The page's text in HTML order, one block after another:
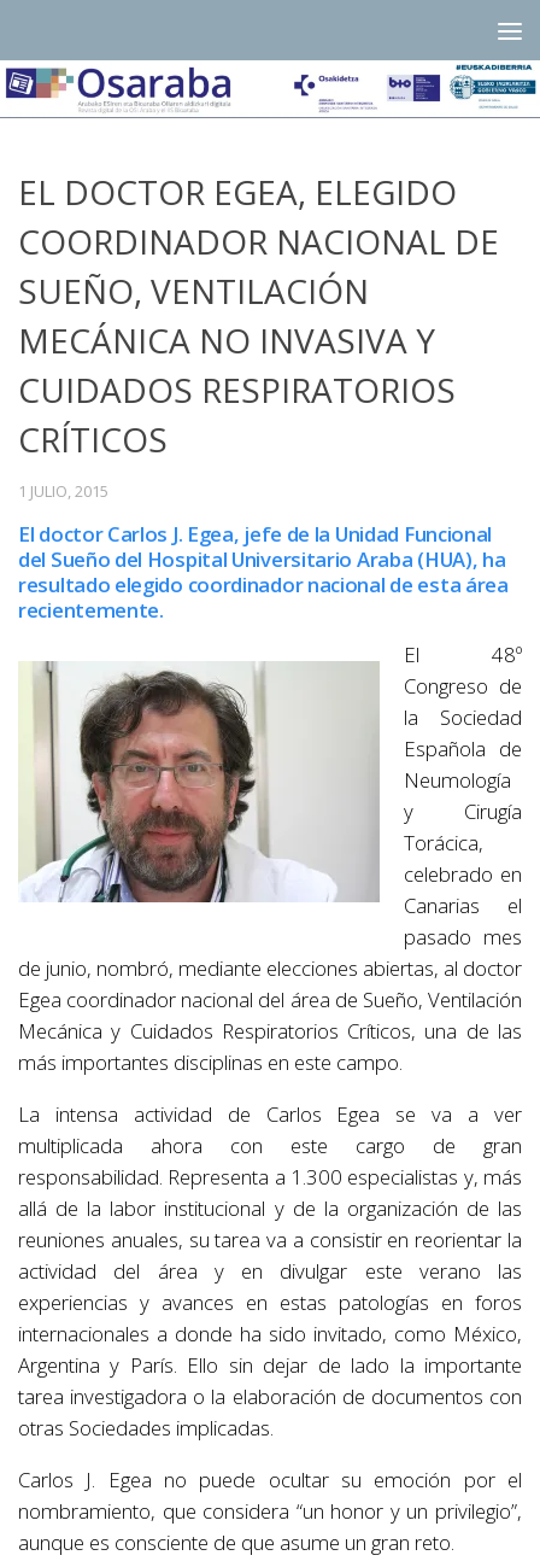
EL DOCTOR EGEA, ELEGIDO
COORDINADOR NACIONAL DE
SUEÑO, VENTILACIÓN
MECÁNICA NO INVASIVA Y
CUIDADOS RESPIRATORIOS
CRÍTICOS
1 JULIO, 2015
El doctor Carlos J. Egea, jefe de la Unidad Funcional
del Sueño del Hospital Universitario Araba (HUA), ha
resultado elegido coordinador nacional de esta área
recientemente.
El 48º
Congreso de
la Sociedad
Española de
Neumología
y Cirugía
Torácica,
celebrado en
Canarias el
pasado mes
de junio, nombró, mediante elecciones abiertas, al doctor
Egea coordinador nacional del área de Sueño, Ventilación
Mecánica y Cuidados Respiratorios Críticos, una de las
más importantes disciplinas en este campo.
La intensa actividad de Carlos Egea se va a ver
multiplicada ahora con este cargo de gran
responsabilidad. Representa a 1.300 especialistas y, más
allá de la labor institucional y de la organización de las
reuniones anuales, su tarea va a consistir en reorientar la
actividad del área y en divulgar este verano las
experiencias y avances en estas patologías en foros
internacionales a donde ha sido invitado, como México,
Argentina y París. Ello sin dejar de lado la importante
tarea investigadora o la elaboración de documentos con
otras Sociedades implicadas.
Carlos J. Egea no puede ocultar su emoción por el
nombramiento, que considera “un honor y un privilegio”,
aunque es consciente de que asume un gran reto.